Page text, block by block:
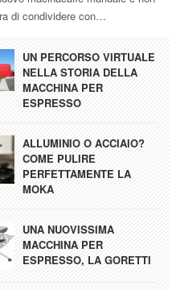
di condividere con…
UN PERCORSO VIRTUALE
NELLA STORIA DELLA
MACCHINA PER
ESPRESSO
ALLUMINIO O ACCIAIO?
COME PULIRE
PERFETTAMENTE LA
MOKA
UNA NUOVISSIMA
MACCHINA PER
ESPRESSO, LA GORETTI